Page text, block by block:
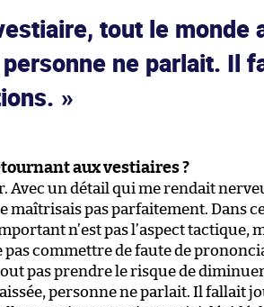
tout le monde
ne parlait. Il
aux vestiaires ?
Avec un détail qui me rendait
maîtrisais pas parfaitement. Dans
n’est pas l’aspect tactique,
commettre de faute de
pas prendre le risque de
personne ne parlait. Il fallait